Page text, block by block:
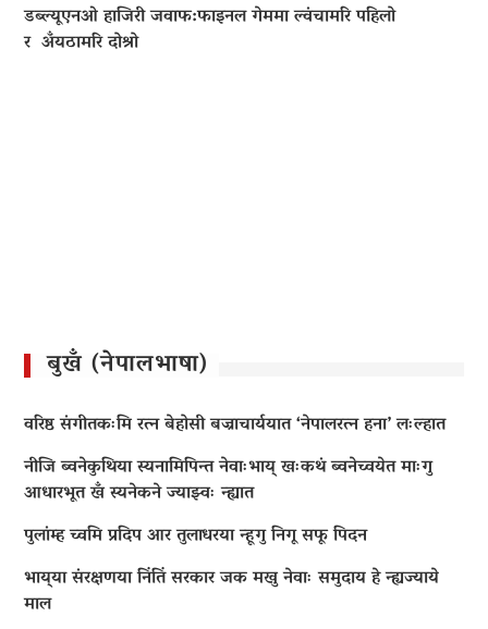
डब्ल्यूएनओ हाजिरी जवाफ:फाइनल गेममा ल्वंचामरि पहिलो
र अँयठामरि दोश्रो
बुखँ (नेपालभाषा)
वरिष्ठ संगीतकःमि रत्न बेहोसी बज्राचार्ययात ‘नेपालरत्न हना’ लःल्हात
नीजि ब्वनेकुथिया स्यनामिपिन्त नेवाःभाय् खःकथं ब्वनेच्वयेत माःगु
आधारभूत खँ स्यनेकने ज्याझ्वः न्ह्यात
पुलांम्ह च्वमि प्रदिप आर तुलाधरया न्हूगु निगू सफू पिदन
भाय्‌या संरक्षणया निंतिं सरकार जक मखु नेवाः समुदाय हे न्ह्यज्याये
माल